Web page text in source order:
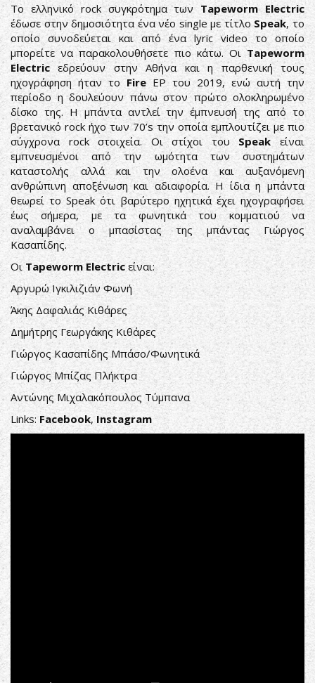
Το ελληνικό rock συγκρότημα των Tapeworm Electric
έδωσε στην δημοσιότητα ένα νέο single με τίτλοSpeak, το
οποίο συνοδεύεται και από ένα lyric video το οποίο
μπορείτε να παρακολουθήσετε πιο κάτω. Οι Tapeworm
Electricεδρεύουν στην Αθήνα και η παρθενική τους
ηχογράφηση ήταν το Fire EP του 2019, ενώ αυτή την
περίοδο η δουλεύουν πάνω στον πρώτο ολοκληρωμένο
δίσκο της. Η μπάντα αντλεί την έμπνευσή της από το
βρετανικό rock ήχο των 70’s την οποία εμπλουτίζει με πιο
σύγχρονα rock στοιχεία. Οι στίχοι του Speakείναι
εμπνευσμένοι από την ωμότητα των συστημάτων
καταστολής αλλά και την ολοένα και αυξανόμενη
ανθρώπινη αποξένωση και αδιαφορία. Η ίδια η μπάντα
θεωρεί το Speak ότι βαρύτερο ηχητικά έχει ηχογραφήσει
έως σήμερα, με τα φωνητικά του κομματιού να
αναλαμβάνει ο μπασίστας της μπάντας Γιώργος
Κασαπίδης.
Οι Tapeworm Electricείναι:
Αργυρώ Ιγκιλιζιάν Φωνή
Άκης Δαφαλιάς Κιθάρες
Δημήτρης Γεωργάκης Κιθάρες
Γιώργος Κασαπίδης Μπάσο/Φωνητικά
Γιώργος Μπίζας Πλήκτρα
Αντώνης Μιχαλακόπουλος Τύμπανα
Links: Facebook, Instagram